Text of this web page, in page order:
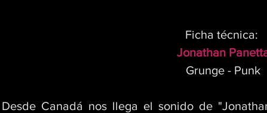
Ficha técnica:
Jonathan
Grunge - Punk
Desde Canadá nos llega el sonido de